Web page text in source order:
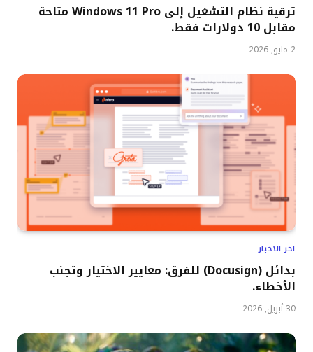
ترقية نظام التشغيل إلى Windows 11 Pro متاحة
مقابل 10 دولارات فقط.
2 مايو, 2026
اخر الاخبار
بدائل (Docusign) للفرق: معايير الاختيار وتجنب
الأخطاء.
30 أبريل, 2026